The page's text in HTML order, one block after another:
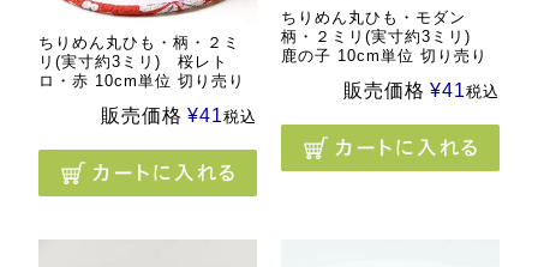
ちりめん丸ひも・柄・２ミ
リ(実寸約3ミリ) 桜レト
ロ・赤 10cm単位 切り売り
販売価格 ¥41税込
ちりめん丸ひも・モダン
柄・２ミリ(実寸約3ミリ)
鹿の子 10cm単位 切り売り
販売価格 ¥41税込